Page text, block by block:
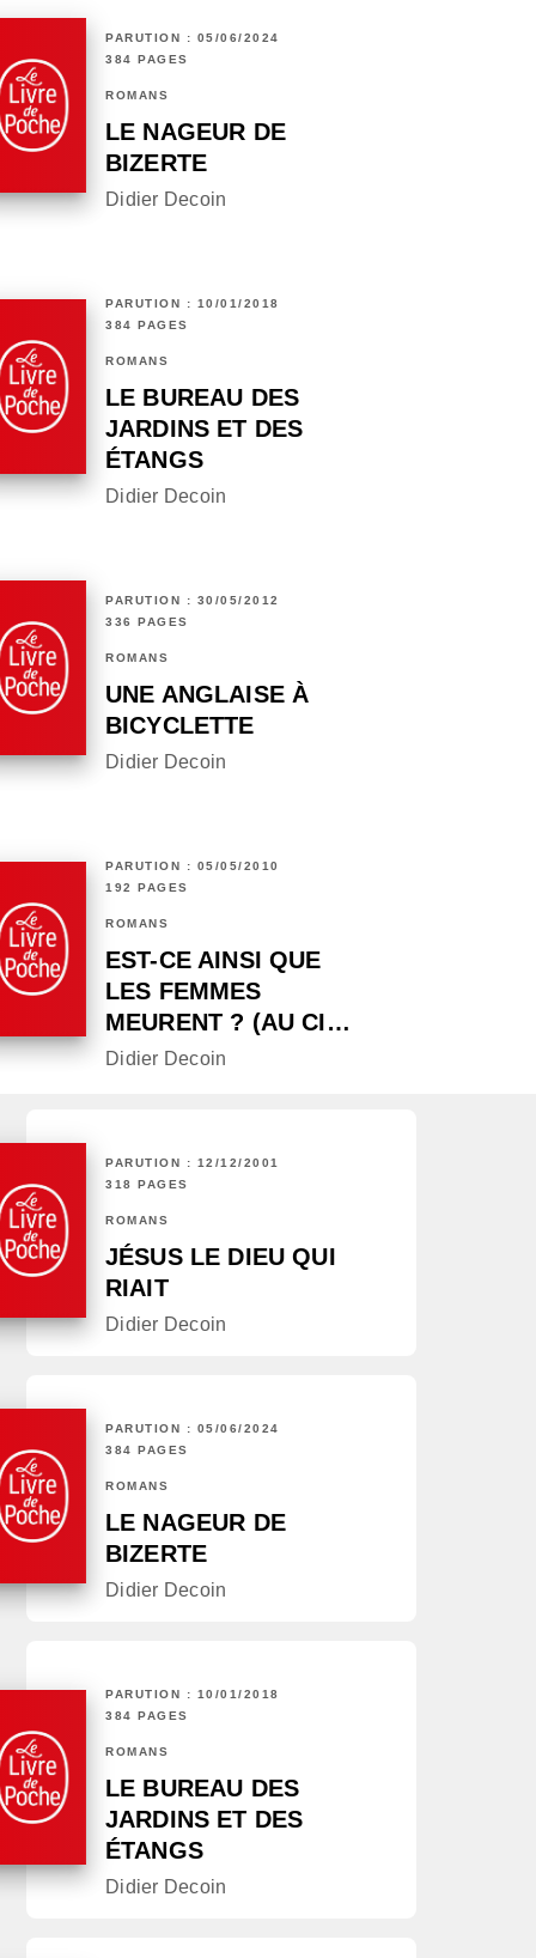
PARUTION : 05/06/2024
384 PAGES
ROMANS
LE NAGEUR DE
BIZERTE
Didier Decoin
PARUTION : 10/01/2018
384 PAGES
ROMANS
LE BUREAU DES
JARDINS ET DES
ÉTANGS
Didier Decoin
PARUTION : 30/05/2012
336 PAGES
ROMANS
UNE ANGLAISE À
BICYCLETTE
Didier Decoin
PARUTION : 05/05/2010
192 PAGES
ROMANS
EST-CE AINSI QUE
LES FEMMES
MEURENT ? (AU CI…
Didier Decoin
PARUTION : 12/12/2001
318 PAGES
ROMANS
JÉSUS LE DIEU QUI
RIAIT
Didier Decoin
PARUTION : 05/06/2024
384 PAGES
ROMANS
LE NAGEUR DE
BIZERTE
Didier Decoin
PARUTION : 10/01/2018
384 PAGES
ROMANS
LE BUREAU DES
JARDINS ET DES
ÉTANGS
Didier Decoin